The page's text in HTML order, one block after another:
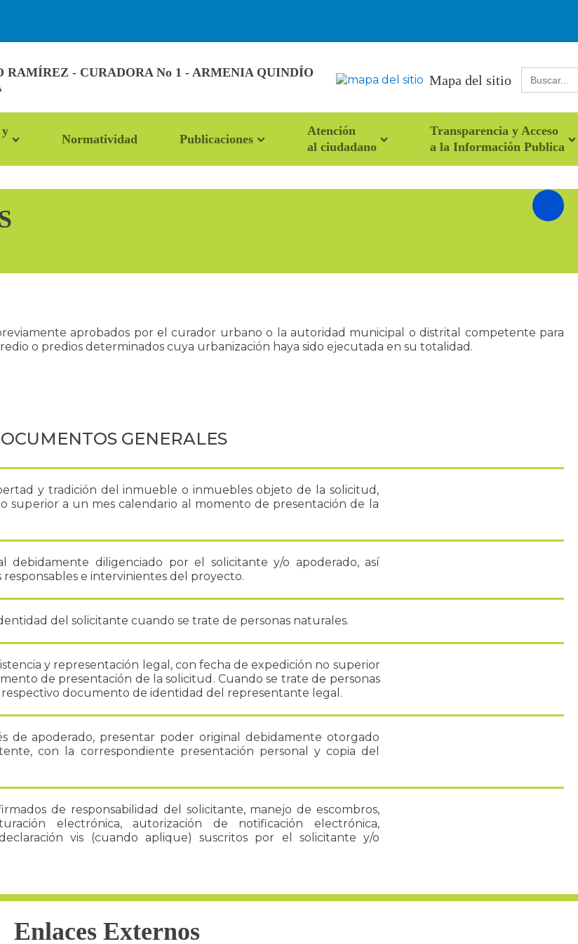
- CURADORA No 1 - ARMENIA QUINDÍO
Mapa del sitio
Buscar:
Normatividad Publicaciones
Atención
al ciudadano
Transparencia y Acceso
a la Información Publica
aprobados por el curador urbano o la autoridad municipal o distrital competente para
o predios determinados cuya urbanización haya sido ejecutada en su totalidad.
GENERALES
y tradición del inmueble o inmuebles objeto de la solicitud,
superior a un mes calendario al momento de presentación de la
debidamente diligenciado por el solicitante y/o apoderado, así
e intervinientes del proyecto.
del solicitante cuando se trate de personas naturales.
y representación legal, con fecha de expedición no superior
de presentación de la solicitud. Cuando se trate de personas
documento de identidad del representante legal.
de apoderado, presentar poder original debidamente otorgado
con la correspondiente presentación personal y copia del
de responsabilidad del solicitante, manejo de escombros,
electrónica, autorización de notificación electrónica,
vis (cuando aplique) suscritos por el solicitante y/o
Enlaces Externos